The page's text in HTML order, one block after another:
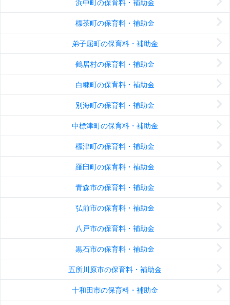
浜中町の保育料・補助金
標茶町の保育料・補助金
弟子屈町の保育料・補助金
鶴居村の保育料・補助金
白糠町の保育料・補助金
別海町の保育料・補助金
中標津町の保育料・補助金
標津町の保育料・補助金
羅臼町の保育料・補助金
青森市の保育料・補助金
弘前市の保育料・補助金
八戸市の保育料・補助金
黒石市の保育料・補助金
五所川原市の保育料・補助金
十和田市の保育料・補助金